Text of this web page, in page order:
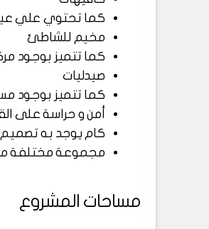
كما تحتوي علي
مخيم للشاطئ
كما تتميز بوجود
صيدليات
كما تتميز بوجود
أمن و حراسة على القرية
كام يوجد به
مجموعة مختلفة من
مساحات المشروع